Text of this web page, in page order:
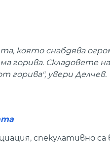
която снабдява
горива. Складовете на
горива", увери Делчев.
спекулативно са